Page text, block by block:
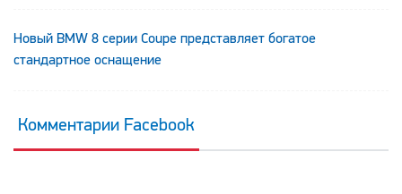
Новый BMW 8 серии Coupe представляет богатое
стандартное оснащение
Комментарии Facebook